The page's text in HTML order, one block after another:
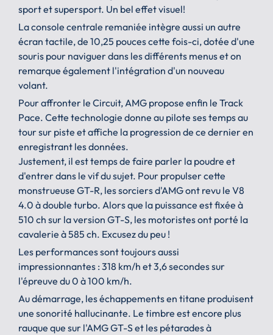
sport et supersport. Un bel effet visuel!
La console centrale remaniée intègre aussi un autre
écran tactile, de 10,25 pouces cette fois-ci, dotée d'une
souris pour naviguer dans les différents menus et on
remarque également l'intégration d'un nouveau
volant.
Pour affronter le Circuit, AMG propose enfin le Track
Pace. Cette technologie donne au pilote ses temps au
tour sur piste et affiche la progression de ce dernier en
enregistrant les données.
Justement, il est temps de faire parler la poudre et
d'entrer dans le vif du sujet. Pour propulser cette
monstrueuse GT-R, les sorciers d'AMG ont revu le V8
4.0 à double turbo. Alors que la puissance est fixée à
510 ch sur la version GT-S, les motoristes ont porté la
cavalerie à 585 ch. Excusez du peu !
Les performances sont toujours aussi
impressionnantes : 318 km/h et 3,6 secondes sur
l'épreuve du 0 à 100 km/h.
Au démarrage, les échappements en titane produisent
une sonorité hallucinante. Le timbre est encore plus
rauque que sur l'AMG GT-S et les pétarades à